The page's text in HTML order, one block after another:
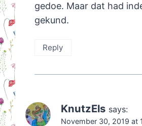
gedoe. Maar dat had
gekund.
Reply
KnutzEls says:
November 30, 2019 at